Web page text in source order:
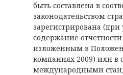
быть составлена в
законодательством
зарегистрирована (при
содержание
изложенным в
компаниях 2009) или в
международными